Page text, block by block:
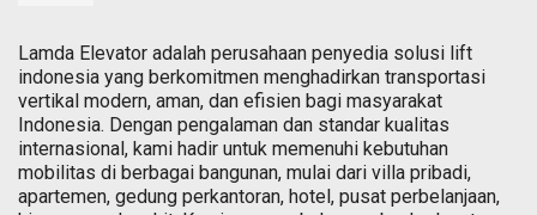
Lamda Elevator adalah perusahaan penyedia solusi lift
indonesia yang berkomitmen menghadirkan transportasi
vertikal modern, aman, dan efisien bagi masyarakat
Indonesia. Dengan pengalaman dan standar kualitas
internasional, kami hadir untuk memenuhi kebutuhan
mobilitas di berbagai bangunan, mulai dari villa pribadi,
apartemen, gedung perkantoran, hotel, pusat perbelanjaan,